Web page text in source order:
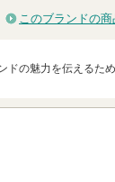
このブランドの
ドの魅力を伝えるた